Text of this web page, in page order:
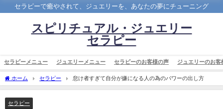
セラピーで癒やされて、ジュエリーを、あなたの夢にチューニング
スピリチュアル・ジュエリー
セラピー
セラピーメニュー ジュエリーメニュー セラピーのお客様の声 ジュエリーのお客
ホーム セラピー 怠け者すぎて自分が嫌になる人の為のパワーの出し方
セラピー